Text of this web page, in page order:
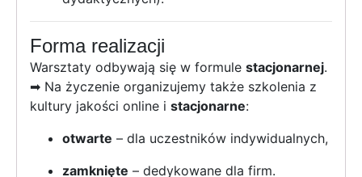
Forma realizacji
Warsztaty odbywają się w formule stacjonarnej.
➡ Na życzenie organizujemy także szkolenia z
kultury jakości online i stacjonarne:
otwarte – dla uczestników indywidualnych,
zamknięte – dedykowane dla firm.